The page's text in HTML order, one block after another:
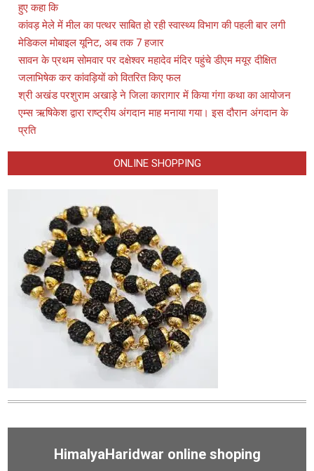
हुए कहा कि
कांवड़ मेले में मील का पत्थर साबित हो रही स्वास्थ्य विभाग की पहली बार लगी
मेडिकल मोबाइल यूनिट, अब तक 7 हजार
सावन के प्रथम सोमवार पर दक्षेश्वर महादेव मंदिर पहुंचे डीएम मयूर दीक्षित
जलाभिषेक कर कांवड़ियों को वितरित किए फल
श्री अखंड परशुराम अखाड़े ने जिला कारागार में किया गंगा कथा का आयोजन
एम्स ऋषिकेश द्वारा राष्ट्रीय अंगदान माह मनाया गया। इस दौरान अंगदान के
प्रति
ONLINE SHOPPING
HimalyaHaridwar online shoping